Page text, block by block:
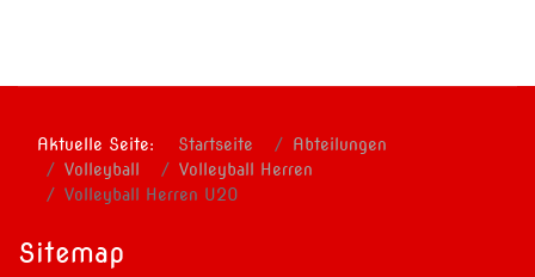
Aktuelle Seite: Startseite
Abteilungen
Volleyball
Volleyball Herren
Volleyball Herren U20
Sitemap